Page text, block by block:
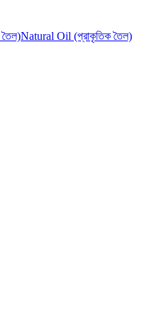
Natural Oil (প্রাকৃতিক তৈল)